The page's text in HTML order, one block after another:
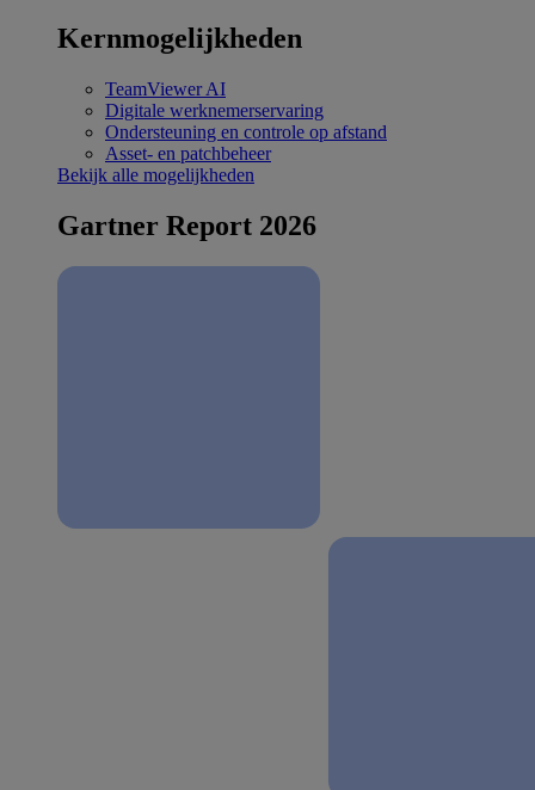
Kernmogelijkheden
TeamViewer AI
Digitale werknemerservaring
Ondersteuning en controle op afstand
Asset- en patchbeheer
Bekijk alle mogelijkheden
Gartner Report 2026